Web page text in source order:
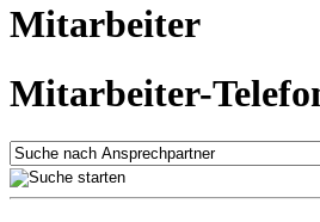
Mitarbeiter
Mitarbeiter-